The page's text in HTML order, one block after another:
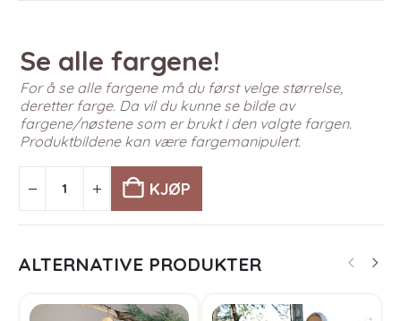
Se alle fargene!
For å se alle fargene må du først velge størrelse,
deretter farge. Da vil du kunne se bilde av
fargene/nøstene som er brukt i den valgte fargen.
Produktbildene kan være fargemanipulert.
KJØP
ALTERNATIVE PRODUKTER